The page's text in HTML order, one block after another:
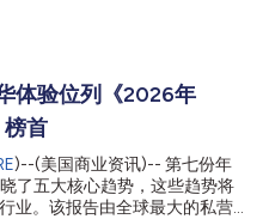
体验位列《2026年
首
)--(美国商业资讯)-- 第七份年
了五大核心趋势，这些趋势将
业。该报告由全球最大的私营